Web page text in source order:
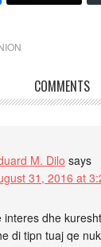
COMMENTS
M. Dilo says
31, 2016 at
interes dhe
di tipn tuaj qe